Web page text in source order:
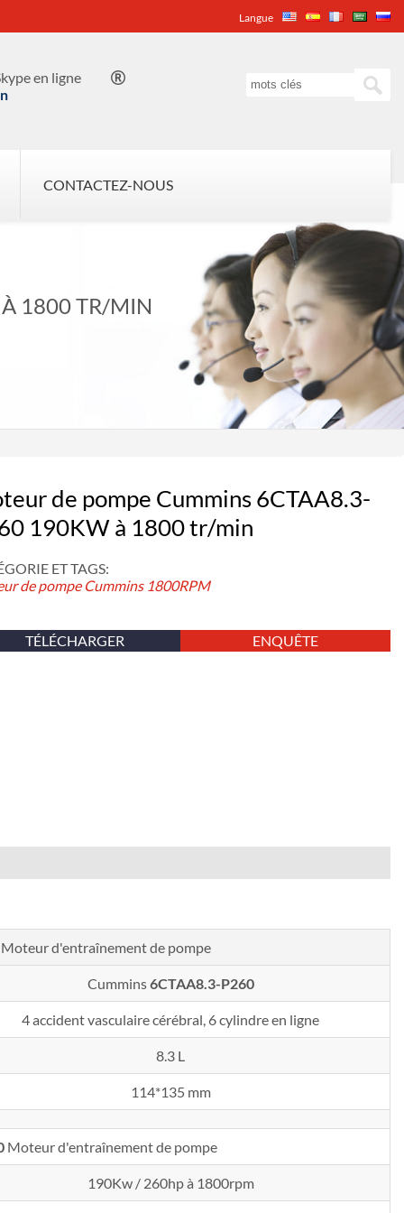
Langue
en ligne

CONTACTEZ-NOUS
1800 TR/MIN
de pompe Cummins 6CTAA8.3-
190KW à 1800 tr/min
ET ​​TAGS:
de pompe Cummins 1800RPM
TÉLÉCHARGER ENQUÊTE
Moteur d'entraînement de pompe
Cummins6CTAA8.3-P260
4 accident vasculaire cérébral, 6 cylindre en ligne
8.3 L
114*135 mm
Moteur d'entraînement de pompe
190Kw / 260hp à 1800rpm